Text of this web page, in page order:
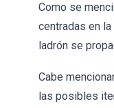
Como se
centradas en la
ladrón se
Cabe
las posibles